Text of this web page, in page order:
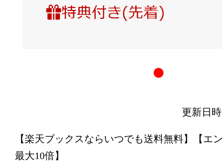
更新日
【楽天ブックスならいつでも送料無料】【エ
最大10倍】